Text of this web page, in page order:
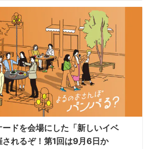
ドを会場にした「新しいイベ
されるぞ！第1回は9月6日か